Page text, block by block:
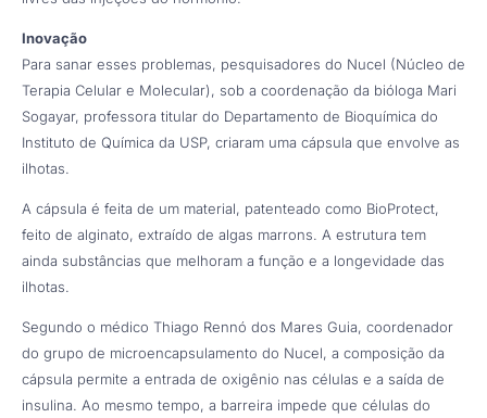
Inovação
Para sanar esses problemas, pesquisadores do Nucel (Núcleo de
Terapia Celular e Molecular), sob a coordenação da bióloga Mari
Sogayar, professora titular do Departamento de Bioquímica do
Instituto de Química da USP, criaram uma cápsula que envolve as
ilhotas.
A cápsula é feita de um material, patenteado como BioProtect,
feito de alginato, extraído de algas marrons. A estrutura tem
ainda substâncias que melhoram a função e a longevidade das
ilhotas.
Segundo o médico Thiago Rennó dos Mares Guia, coordenador
do grupo de microencapsulamento do Nucel, a composição da
cápsula permite a entrada de oxigênio nas células e a saída de
insulina. Ao mesmo tempo, a barreira impede que células do